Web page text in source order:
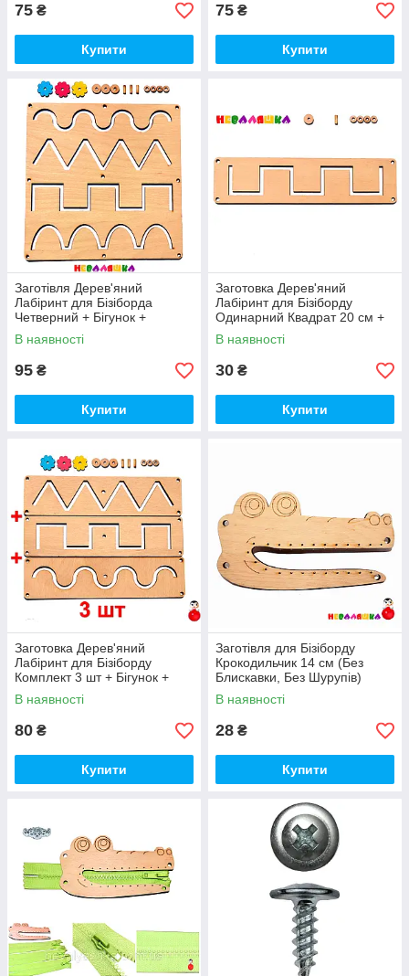
75 ₴
Купити
75 ₴
Купити
Заготівля Дерев'яний
Лабіринт для Бізіборда
Четверний + Бігунок +
Підставочки (Без Саморізів)
В наявності
95 ₴
Купити
Заготовка Дерев'яний
Лабіринт для Бізіборду
Одинарний Квадрат 20 см +
Бігунок + Підставочки (Без
Саморізів)
В наявності
30 ₴
Купити
Заготовка Дерев'яний
Лабіринт для Бізіборду
Комплект 3 шт + Бігунок +
Підставочки (Без саморізів)
В наявності
80 ₴
Купити
Заготівля для Бізіборду
Крокодильчик 14 см (Без
Блискавки, Без Шурупів)
Крокодил
В наявності
28 ₴
Купити